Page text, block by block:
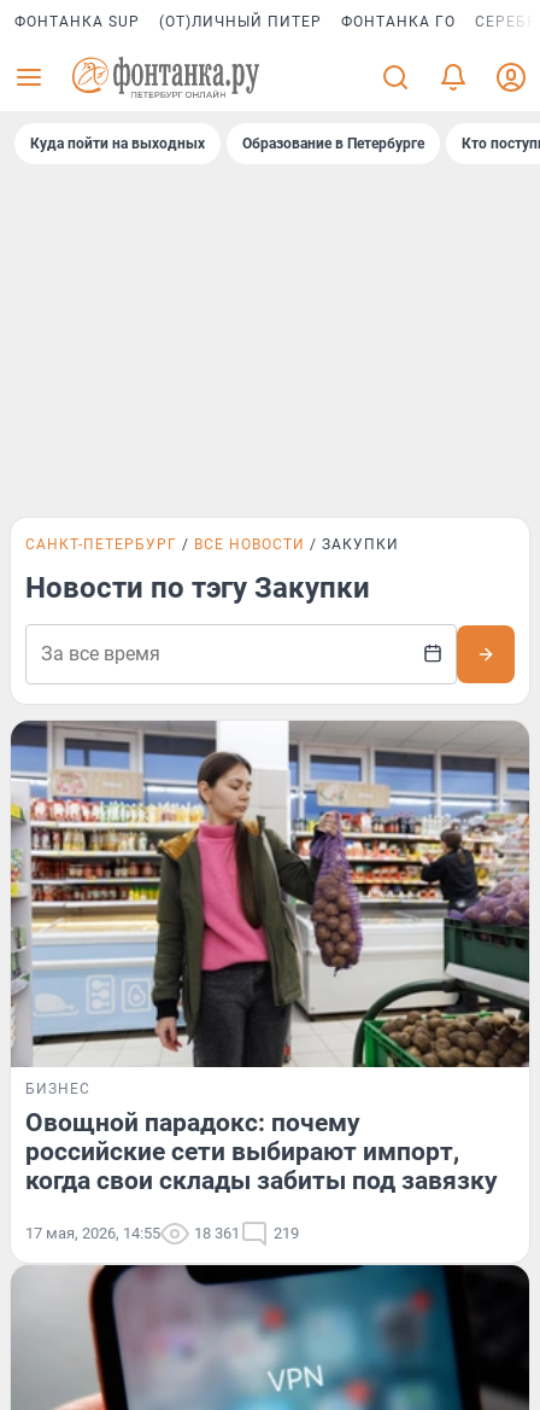
ФОНТАНКА SUP (ОТ)ЛИЧНЫЙ ПИТЕР ФОНТАНКА ГО
Куда пойти на выходных Образование в Петербурге Кто
САНКТ-ПЕТЕРБУРГ ВСЕ НОВОСТИ ЗАКУПКИ
Новости по тэгу Закупки
БИЗНЕС
Овощной парадокс: почему
российские сети выбирают импорт,
когда свои склады забиты под завязку
17 мая, 2026, 14:55 18 361 219